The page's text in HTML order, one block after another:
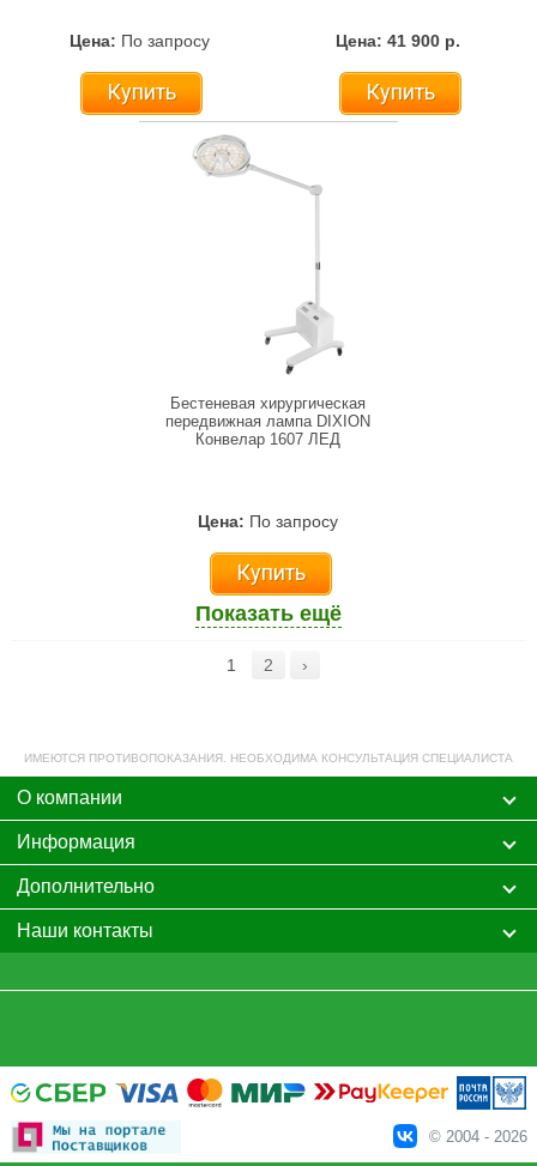
Цена: По запросу
Купить
Цена: 41 900 р.
Купить
Бестеневая хирургическая
передвижная лампа DIXION
Конвелар 1607 ЛЕД
Цена: По запросу
Купить
Показать ещё
1 2 ›
ИМЕЮТСЯ ПРОТИВОПОКАЗАНИЯ. НЕОБХОДИМА КОНСУЛЬТАЦИЯ СПЕЦИАЛИСТА
О компании
Информация
Дополнительно
Наши контакты
© 2004 - 2026